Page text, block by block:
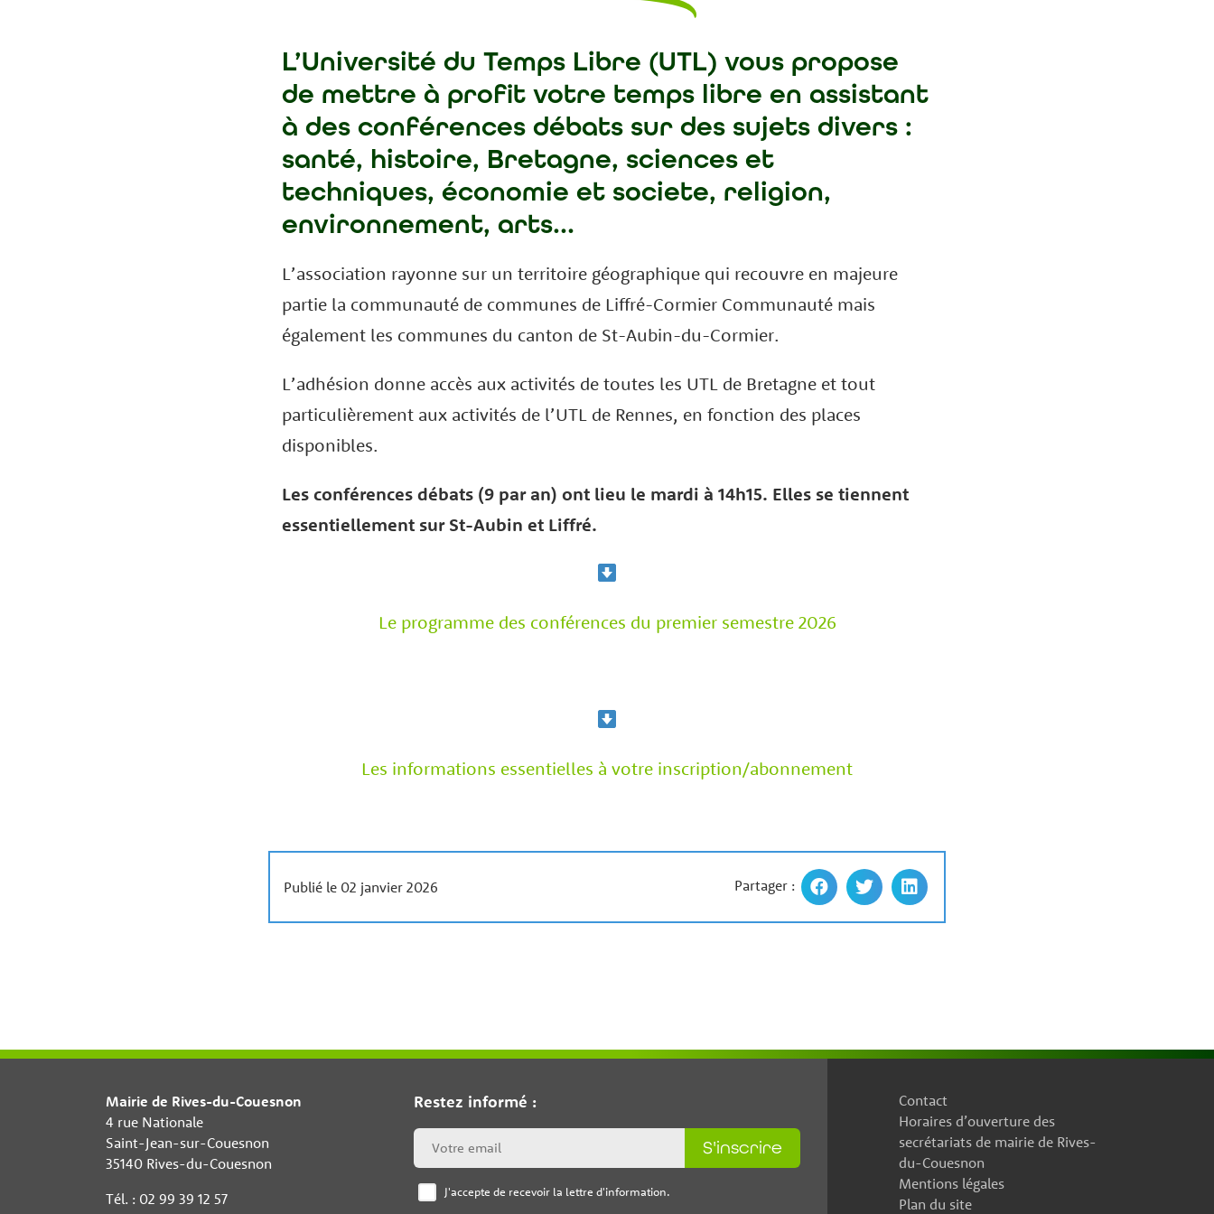
L’Université du Temps Libre (UTL) vous propose
de mettre à profit votre temps libre en assistant
à des conférences débats sur des sujets divers :
santé, histoire, Bretagne, sciences et
techniques, économie et societe, religion,
environnement, arts…
L’association rayonne sur un territoire géographique qui recouvre en majeure
partie la communauté de communes de Liffré-Cormier Communauté mais
également les communes du canton de St-Aubin-du-Cormier.
L’adhésion donne accès aux activités de toutes les UTL de Bretagne et tout
particulièrement aux activités de l’UTL de Rennes, en fonction des places
disponibles.
Les conférences débats (9 par an) ont lieu le mardi à 14h15. Elles se tiennent
essentiellement sur St-Aubin et Liffré.
Le programme des conférences du premier semestre 2026
Les informations essentielles à votre inscription/abonnement
Publié le 02 janvier 2026 Partager :
Mairie de Rives-du-Couesnon
4 rue Nationale
Saint-Jean-sur-Couesnon
35140 Rives-du-Couesnon
Tél. : 02 99 39 12 57
Restez informé :
J'accepte de recevoir la lettre d'information.
S'inscrire
Contact
Horaires d’ouverture des
secrétariats de mairie de Rives-
du-Couesnon
Mentions légales
Plan du site